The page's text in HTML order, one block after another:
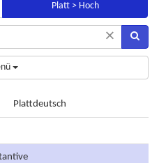
Platt > Hoch
×
Plattdeutsch